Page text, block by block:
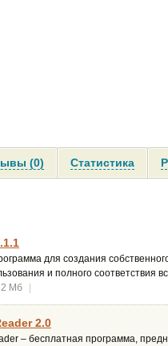
(0) Статистика
для создания
и полного соответствия
2 Мб |
2.0
– бесплатная программа,